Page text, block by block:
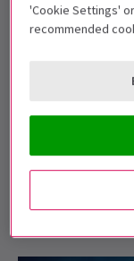
'Cookie Settings'
recommended